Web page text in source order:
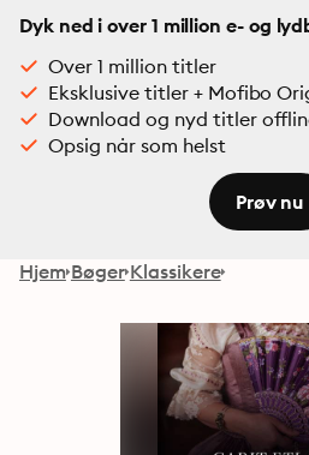
Dyk ned i over 1 million e- og
Over 1 million titler
Eksklusive titler + Mofibo
Download og nyd titler
Opsig når som helst
Prøv nu
Hjem Bøger Klassikere